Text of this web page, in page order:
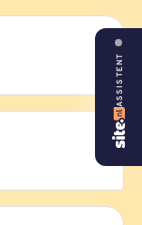
ASSISTENT